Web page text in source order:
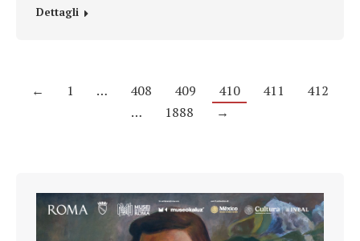
Dettagli
← 1 … 408 409 410 411
412
…
1888 →